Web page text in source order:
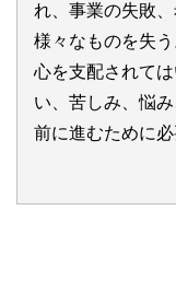
れ、事業の失敗
様々なものを失
心を支配されて
い、苦しみ、悩
前に進むために